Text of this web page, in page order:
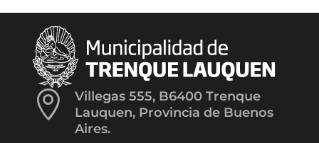

Villegas 555, B6400 Trenque
Lauquen, Provincia de Buenos
Aires.